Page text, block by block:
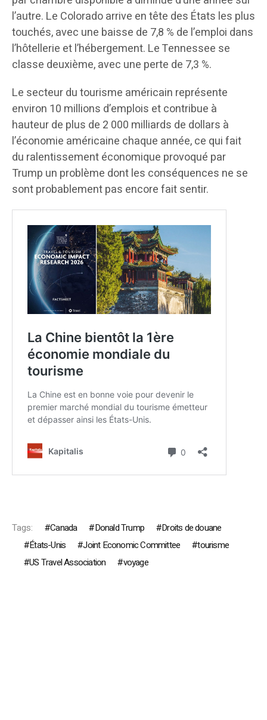
l’autre. Le Colorado arrive en tête des États les plus
touchés, avec une baisse de 7,8 % de l’emploi dans
l’hôtellerie et l’hébergement. Le Tennessee se
classe deuxième, avec une perte de 7,3 %.
Le secteur du tourisme américain représente
environ 10 millions d’emplois et contribue à
hauteur de plus de 2 000 milliards de dollars à
l’économie américaine chaque année, ce qui fait
du ralentissement économique provoqué par
Trump un problème dont les conséquences ne se
sont probablement pas encore fait sentir.
Tags: Canada Donald Trump
Droits de douane
États-Unis
Joint Economic Committee
tourisme
US Travel Association
voyage